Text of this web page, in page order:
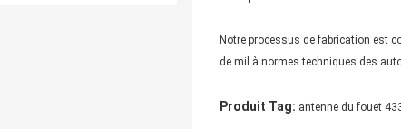
Notre processus de fabrication est
de mil à normes techniques des
Produit Tag: antenne du fouet